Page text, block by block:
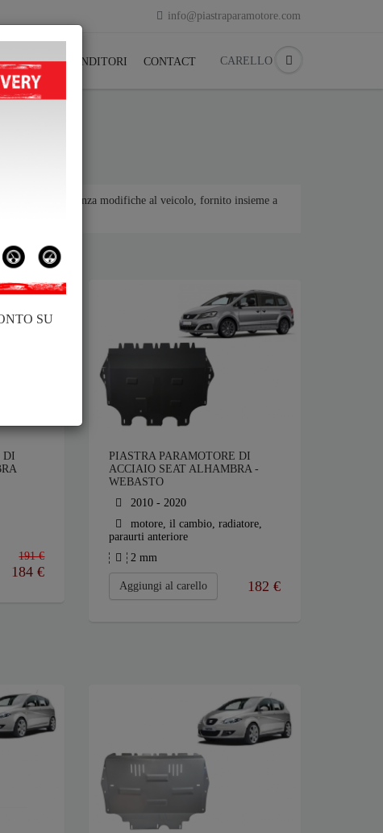
info@piastraparamotore.com
RIVENDITORI CONTACT CARELLO
montato senza modifiche al veicolo, fornito insieme a
DI
191 €
184 €
PIASTRA PARAMOTORE DI
ACCIAIO SEAT ALHAMBRA -
WEBASTO
2010 - 2020
motore, il cambio, radiatore,
paraurti anteriore
2 mm
Aggiungi al carello 182 €
SU